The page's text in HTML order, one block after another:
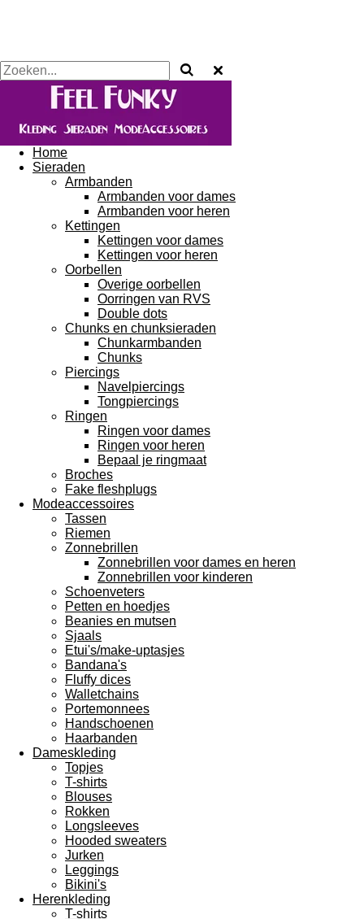
Home
Sieraden
Armbanden
Armbanden voor dames
Armbanden voor heren
Kettingen
Kettingen voor dames
Kettingen voor heren
Oorbellen
Overige oorbellen
Oorringen van RVS
Double dots
Chunks en chunksieraden
Chunkarmbanden
Chunks
Piercings
Navelpiercings
Tongpiercings
Ringen
Ringen voor dames
Ringen voor heren
Bepaal je ringmaat
Broches
Fake fleshplugs
Modeaccessoires
Tassen
Riemen
Zonnebrillen
Zonnebrillen voor dames en heren
Zonnebrillen voor kinderen
Schoenveters
Petten en hoedjes
Beanies en mutsen
Sjaals
Etui's/make-uptasjes
Bandana's
Fluffy dices
Walletchains
Portemonnees
Handschoenen
Haarbanden
Dameskleding
Topjes
T-shirts
Blouses
Rokken
Longsleeves
Hooded sweaters
Jurken
Leggings
Bikini's
Herenkleding
T-shirts